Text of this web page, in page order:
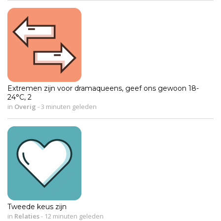
Extremen zijn voor dramaqueens, geef ons gewoon 18-
24°C, 2
in Overig -3 minuten geleden
Tweede keus zijn
in Relaties- 12 minuten geleden